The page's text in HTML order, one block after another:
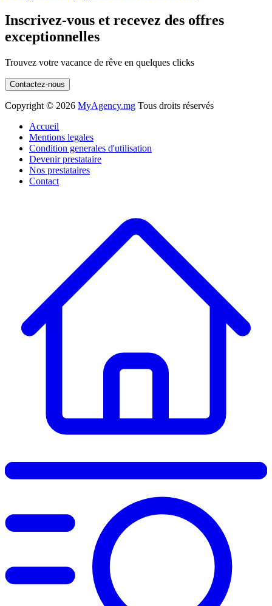
Inscrivez-vous et recevez des offres
exceptionnelles
Trouvez votre vacance de rêve en quelques clicks
Contactez-nous
Copyright © 2026 MyAgency.mg Tous droits réservés
Accueil
Mentions legales
Condition generales d'utilisation
Devenir prestataire
Nos prestataires
Contact